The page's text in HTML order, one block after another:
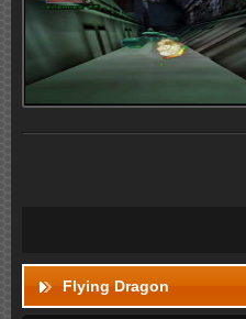
Flying Dragon